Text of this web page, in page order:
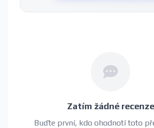
Zatím žádné recenze
Buďte první, kdo ohodnotí toto